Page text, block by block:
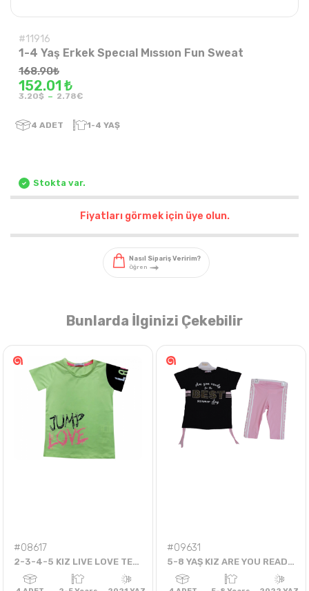
#11916
1-4 Yaş Erkek Specıal Mıssıon Fun Sweat
168.90₺
152.01 ₺
3.20$ - 2.78€
4 ADET 1-4 YAŞ
Stokta var.
Fiyatları görmek için üye olun.
Nasıl Sipariş Veririm?
Öğren
Bunlarda İlginizi Çekebilir
#08617
2-3-4-5 KIZ LIVE LOVE TEK BADİ
#09631
5-8 YAŞ KIZ ARE YOU READY FOR THE BEST TAYTLI TAKIM